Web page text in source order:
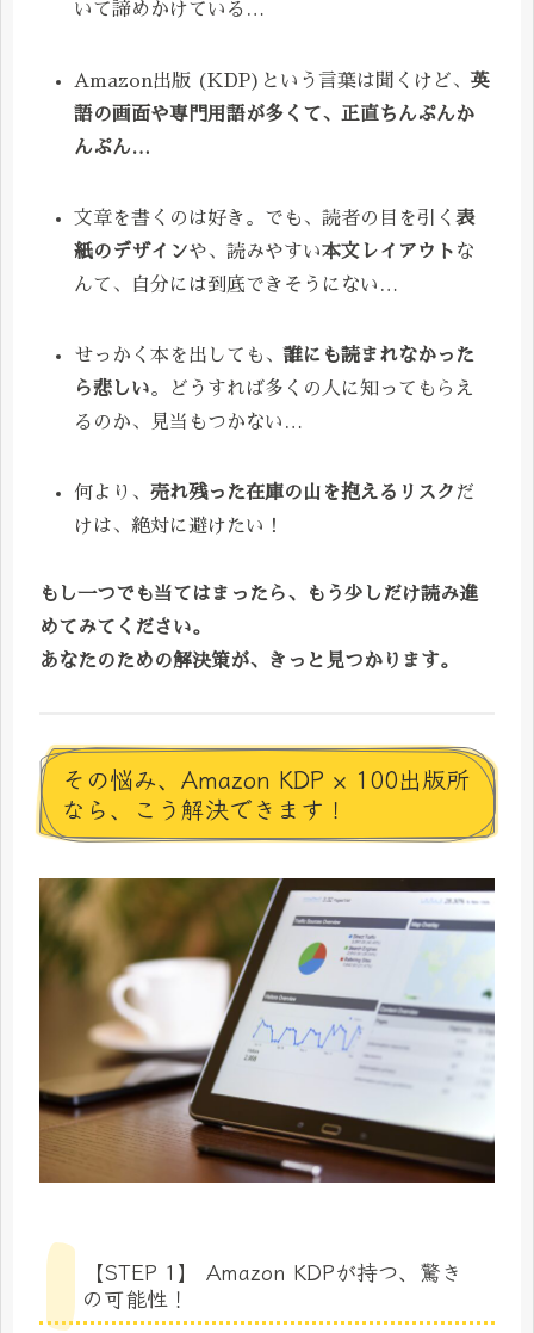
いて諦めかけている…
Amazon出版 (KDP)という言葉は聞くけど、英
語の画面や専門用語が多くて、正直ちんぷんか
んぷん…
文章を書くのは好き。でも、読者の目を引く表
紙のデザインや、読みやすい本文レイアウト な
んて、自分には到底できそうにない…
せっかく本を出しても、誰にも読まれなかった
ら悲しい。どうすれば多くの人に知ってもらえ
るのか、見当もつかない…
何より、売れ残った在庫の山を抱えるリスク だ
けは、絶対に避けたい！
もし一つでも当てはまったら、もう少しだけ読み進
めてみてください。
あなたのための解決策が、きっと見つかります。
その悩み、Amazon KDP × 100出版所
なら、こう解決できます！
【STEP 1】 Amazon KDPが持つ、驚き
の可能性！